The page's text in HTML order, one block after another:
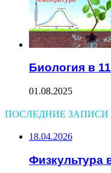
Биология в
01.08.2025
ПОСЛЕДНИЕ ЗАПИСИ
18.04.2026
Физкультура